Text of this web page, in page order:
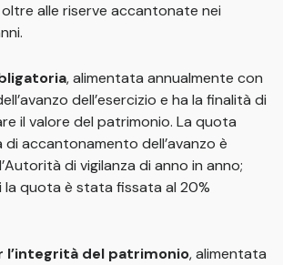
alle riserve accantonate nei
, alimentata annualmente con
dell’esercizio e ha la finalità di
il valore del patrimonio. La quota
accantonamento dell’avanzo è
di vigilanza di anno in anno;
la quota è stata fissata al 20%
l’integrità del patrimonio, alimentata